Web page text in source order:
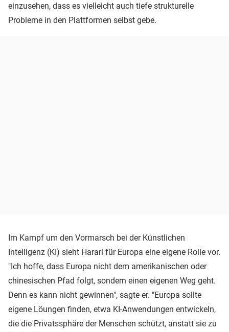
einzusehen, dass es vielleicht auch tiefe strukturelle
Probleme in den Plattformen selbst gebe.
Im Kampf um den Vormarsch bei der Künstlichen
Intelligenz (KI) sieht Harari für Europa eine eigene Rolle vor.
"Ich hoffe, dass Europa nicht dem amerikanischen oder
chinesischen Pfad folgt, sondern einen eigenen Weg geht.
Denn es kann nicht gewinnen", sagte er. "Europa sollte
eigene Löungen finden, etwa KI-Anwendungen entwickeln,
die die Privatssphäre der Menschen schützt, anstatt sie zu